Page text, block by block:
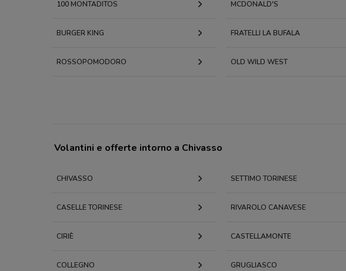
100 MONTADITOS MCDONALD'S
BURGER KING FRATELLI LA BUFALA
ROSSOPOMODORO OLD WILD WEST
Volantini e offerte intorno a Chivasso
CHIVASSO SETTIMO TORINESE
CASELLE TORINESE RIVAROLO CANAVESE
CIRIÈ CASTELLAMONTE
COLLEGNO GRUGLIASCO